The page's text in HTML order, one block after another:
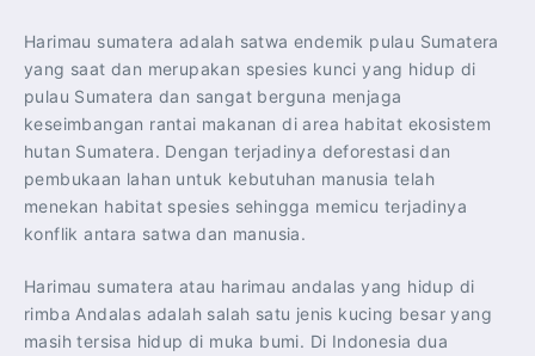
Harimau sumatera adalah satwa endemik pulau Sumatera
yang saat dan merupakan spesies kunci yang hidup di
pulau Sumatera dan sangat berguna menjaga
keseimbangan rantai makanan di area habitat ekosistem
hutan Sumatera. Dengan terjadinya deforestasi dan
pembukaan lahan untuk kebutuhan manusia telah
menekan habitat spesies sehingga memicu terjadinya
konflik antara satwa dan manusia.
Harimau sumatera atau harimau andalas yang hidup di
rimba Andalas adalah salah satu jenis kucing besar yang
masih tersisa hidup di muka bumi. Di Indonesia dua